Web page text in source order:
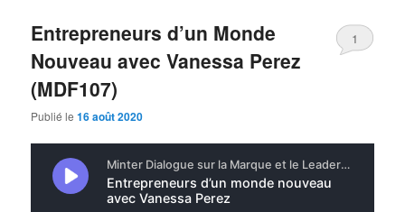
Entrepreneurs d’un Monde
Nouveau avec Vanessa Perez
(MDF107)
Publié le16 août 2020
1